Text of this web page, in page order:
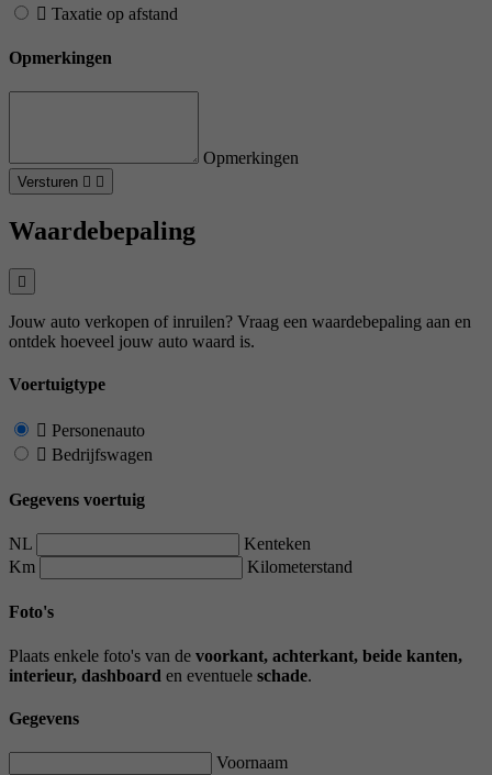
Taxatie op afstand
Opmerkingen
Opmerkingen
Versturen
Waardebepaling
Jouw auto verkopen of inruilen? Vraag een waardebepaling aan en
ontdek hoeveel jouw auto waard is.
Voertuigtype
Personenauto
Bedrijfswagen
Gegevens voertuig
NL
Kenteken
Km
Kilometerstand
Foto's
Plaats enkele foto's van de voorkant, achterkant, beide kanten,
interieur, dashboard en eventuele schade.
Gegevens
Voornaam